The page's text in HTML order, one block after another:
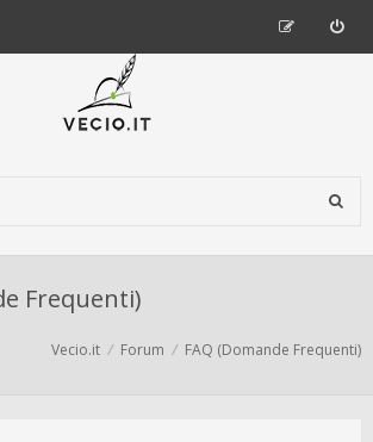
Frequenti)
Vecio.it Forum FAQ (Domande Frequenti)